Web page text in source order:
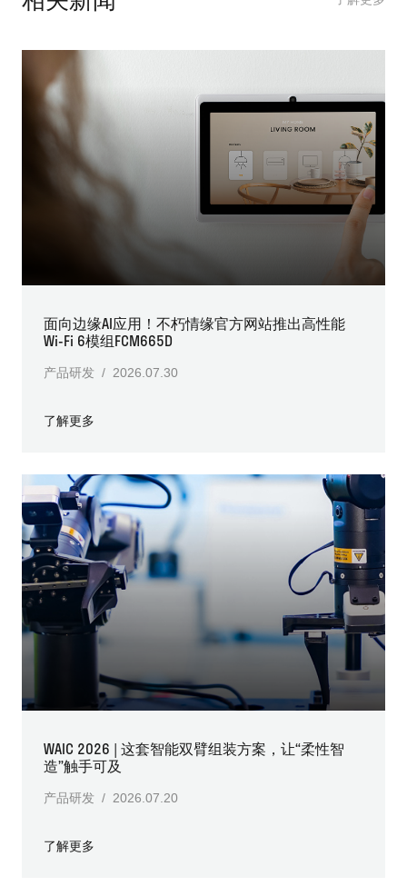
面向边缘AI应用！不朽情缘官方网站推出高性能
Wi-Fi 6模组FCM665D
产品研发 / 2026.07.30
了解更多
WAIC 2026 | 这套智能双臂组装方案，让“柔性智
造”触手可及
产品研发 / 2026.07.20
了解更多